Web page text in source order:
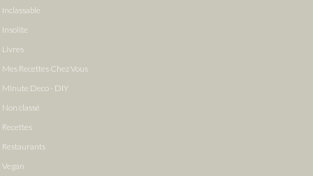
Inclassable
Insolite
Livres
Mes Recettes Chez Vous
Minute Deco - DIY
Non classé
Recettes
Restaurants
Vegan